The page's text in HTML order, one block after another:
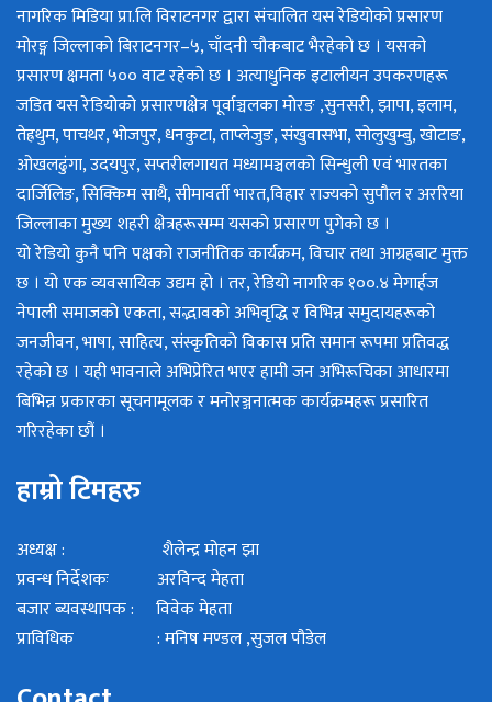
नागरिक मिडिया प्रा.लि विराटनगर द्वारा संचालित यस रेडियोको प्रसारण
मोरङ्ग जिल्लाको बिराटनगर–५, चाँदनी चौकबाट भैरहेको छ । यसको
प्रसारण क्षमता ५०० वाट रहेको छ । अत्याधुनिक इटालीयन उपकरणहरू
जडित यस रेडियोको प्रसारणक्षेत्र पूर्वाञ्चलका मोरङ ,सुनसरी, झापा, इलाम,
तेह्रथुम, पाचथर, भोजपुर, धनकुटा, ताप्लेजुङ, संखुवासभा, सोलुखुम्बु, खोटाङ,
ओखलढुंगा, उदयपुर, सप्तरीलगायत मध्यामञ्चलको सिन्धुली एवं भारतका
दार्जिलिङ, सिक्किम साथै, सीमावर्ती भारत,विहार राज्यको सुपौल र अररिया
जिल्लाका मुख्य शहरी क्षेत्रहरूसम्म यसको प्रसारण पुगेको छ ।
यो रेडियो कुनै पनि पक्षको राजनीतिक कार्यक्रम, विचार तथा आग्रहबाट मुक्त
छ । यो एक व्यवसायिक उद्यम हो । तर, रेडियो नागरिक १००.४ मेगार्हज
नेपाली समाजको एकता, सद्भावको अभिवृद्धि र विभिन्न समुदायहरूको
जनजीवन, भाषा, साहित्य, संस्कृतिको विकास प्रति समान रूपमा प्रतिवद्ध
रहेको छ । यही भावनाले अभिप्रेरित भएर हामी जन अभिरूचिका आधारमा
बिभिन्न प्रकारका सूचनामूलक र मनोरञ्जनात्मक कार्यक्रमहरू प्रसारित
गरिरहेका छौं ।
हाम्रो टिमहरु
अध्यक्ष : शैलेन्द्र मोहन झा
प्रवन्ध निर्देशकः अरविन्द मेहता
बजार ब्यवस्थापक : विवेक मेहता
प्राविधिक : मनिष मण्डल ,सुजल पौडेल